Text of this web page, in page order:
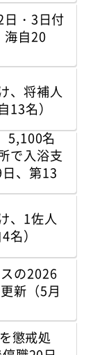
・3日付
海自20
、将補人
名）
5,100名
で入浴支
、第13
、1佐人
）
の2026
新（5月
懲戒処